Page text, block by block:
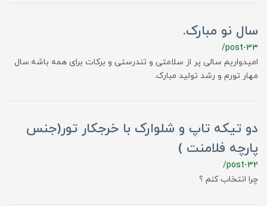
سال نو مبارک.
/post-33
امیدواریم سالی پر از سلامتی و تندرستی و برکات برای همه باشه.سال
مهار تورم و رشد تولید مبارک.
دو تیکه تاپ و شلوارک با خرجکار تور(جنس
پارچه فلامنت )
/post-32
چرا انتخاب کنم ؟